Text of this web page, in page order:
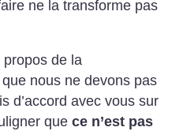
ne la transforme pas
de la
nous ne devons pas
d’accord avec vous sur
quece n’est pas